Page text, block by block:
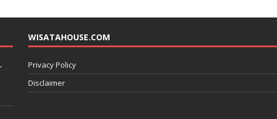
WISATAHOUSE.COM
Privacy Policy
Disclaimer